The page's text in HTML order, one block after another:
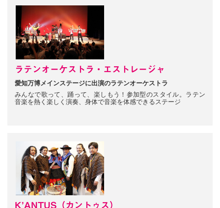
ラテンオーケストラ・エストレージャ
愛知万博メインステージに出演のラテンオーケストラ
みんなで歌って、踊って、楽しもう！参加型のスタイル。ラテン
音楽を熱く楽しく演奏、身体で音楽を体感できるステージ
K’ANTUS（カントゥス）